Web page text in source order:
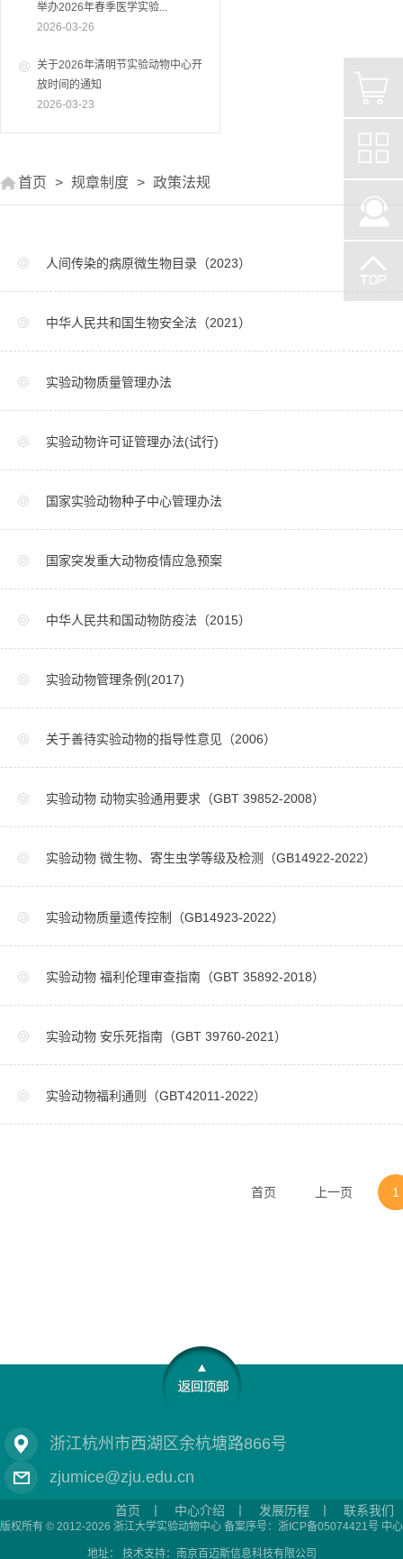
举办2026年春季医学实验...
2026-03-26
关于2026年清明节实验动物中心开
放时间的通知
2026-03-23
首页 > 规章制度 > 政策法规
人间传染的病原微生物目录（2023）
中华人民共和国生物安全法（2021）
实验动物质量管理办法
实验动物许可证管理办法(试行)
国家实验动物种子中心管理办法
国家突发重大动物疫情应急预案
中华人民共和国动物防疫法（2015）
实验动物管理条例(2017)
关于善待实验动物的指导性意见（2006）
实验动物 动物实验通用要求（GBT 39852-2008）
实验动物 微生物、寄生虫学等级及检测（GB14922-2022）
实验动物质量遗传控制（GB14923-2022）
实验动物 福利伦理审查指南（GBT 35892-2018）
实验动物 安乐死指南（GBT 39760-2021）
实验动物福利通则（GBT42011-2022）
首页 上一页 1
浙江杭州市西湖区余杭塘路866号
zjumice@zju.edu.cn
首页 中心介绍 发展历程 联系我们
版权所有 © 2012-2026 浙江大学实验动物中心 备案序号：浙ICP备05074421号 中心
地址： 技术支持： 南京百迈斯信息科技有限公司